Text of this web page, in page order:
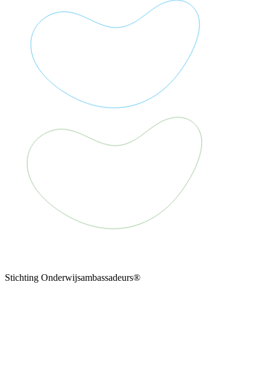
Stichting Onderwijsambassadeurs®